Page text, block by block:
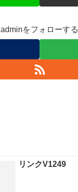
adminをフォローする
リンクV1249